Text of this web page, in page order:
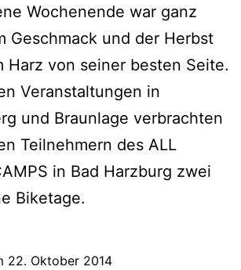
Wochenende war ganz
Geschmack und der Herbst
Harz von seiner besten Seite.
Veranstaltungen in
und Braunlage verbrachten
Teilnehmern des ALL
in Bad Harzburg zwei
Biketage.
22. Oktober 2014